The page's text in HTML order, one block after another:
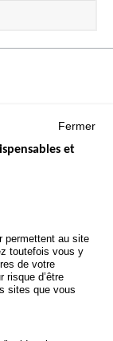
ACCIDENTS DE
Fermer
et
permettent au site
toutefois vous y
de votre
risque d’être
sites que vous